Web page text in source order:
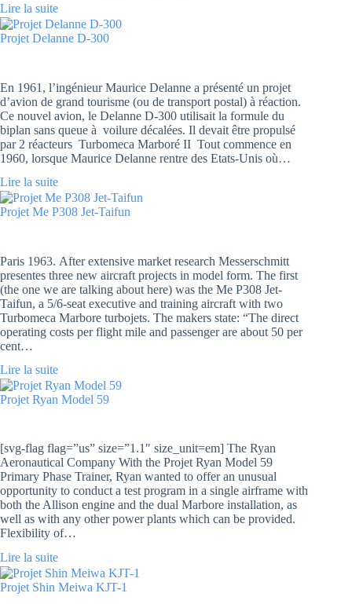
Lire la suite
Projet Delanne D-300
En 1961, l’ingénieur Maurice Delanne a présenté un projet
d’avion de grand tourisme (ou de transport postal) à réaction.
Ce nouvel avion, le Delanne D-300 utilisait la formule du
biplan sans queue à voilure décalées. Il devait être propulsé
par 2 réacteurs Turbomeca Marboré II Tout commence en
1960, lorsque Maurice Delanne rentre des Etats-Unis où…
Lire la suite
Projet Me P308 Jet-Taifun
Paris 1963. After extensive market research Messerschmitt
presentes three new aircraft projects in model form. The first
(the one we are talking about here) was the Me P308 Jet-
Taifun, a 5/6-seat executive and training aircraft with two
Turbomeca Marbore turbojets. The makers state: “The direct
operating costs per flight mile and passenger are about 50 per
cent…
Lire la suite
Projet Ryan Model 59
[svg-flag flag=”us” size=”1.1″ size_unit=em] The Ryan
Aeronautical Company With the Projet Ryan Model 59
Primary Phase Trainer, Ryan wanted to offer an unusual
opportunity to conduct a test program in a single airframe with
both the Allison engine and the dual Marbore installation, as
well as with any other power plants which can be provided.
Flexibility of…
Lire la suite
Projet Shin Meiwa KJT-1